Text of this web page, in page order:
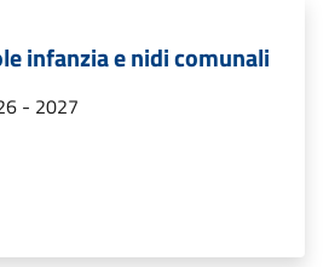
infanzia e nidi comunali
- 2027